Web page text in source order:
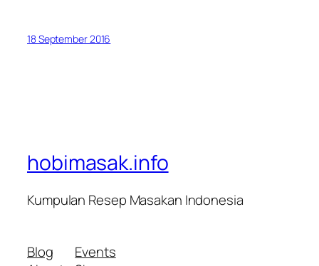
18 September 2016
hobimasak.info
Kumpulan Resep Masakan Indonesia
Blog
Events